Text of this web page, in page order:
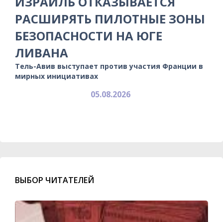
РАСШИРЯТЬ ПИЛОТНЫЕ ЗОНЫ
БЕЗОПАСНОСТИ НА ЮГЕ
ЛИВАНА
Тель-Авив выступает против участия Франции в
мирных инициативах
05.08.2026
ВЫБОР ЧИТАТЕЛЕЙ